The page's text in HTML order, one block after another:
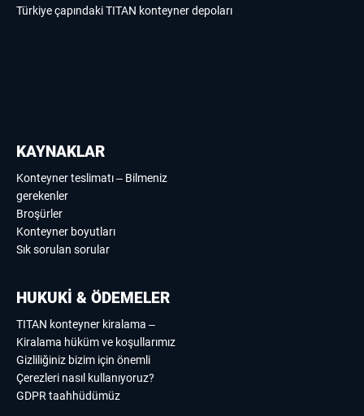
Türkiye çapındaki TITAN konteyner depoları
KAYNAKLAR
Konteyner teslimatı – Bilmeniz
gerekenler
Broşürler
Konteyner boyutları
Sık sorulan sorular
HUKUKİ & ÖDEMELER
TITAN konteyner kiralama –
Kiralama hüküm ve koşullarımız
Gizliliğiniz bizim için önemli
Çerezleri nasıl kullanıyoruz?
GDPR taahhüdümüz